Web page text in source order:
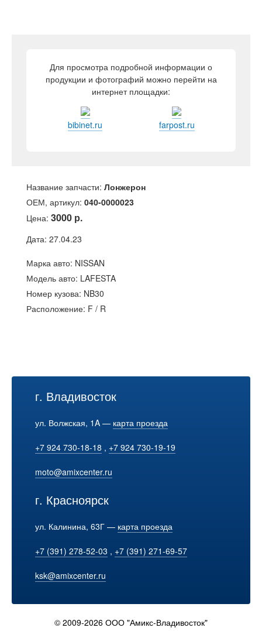
Для просмотра подробной информации о
продукции и фотографий можно перейти на
интернет площадки:
bibinet.ru farpost.ru
Название запчасти: Лонжерон
ОЕМ, артикул: 040-0000023
Цена: 3000 р.
Дата: 27.04.23
Марка авто: NISSAN
Модель авто: LAFESTA
Номер кузова: NB30
Расположение: F / R
г. Владивосток
ул. Волжская, 1A — карта проезда
+7 924 730-18-18 , +7 924 730-19-19
moto@amixcenter.ru
г. Красноярск
ул. Калинина, 63Г — карта проезда
+7 (391) 278-52-03 , +7 (391) 271-69-57
ksk@amixcenter.ru
© 2009-2026 ООО "Амикс-Владивосток"